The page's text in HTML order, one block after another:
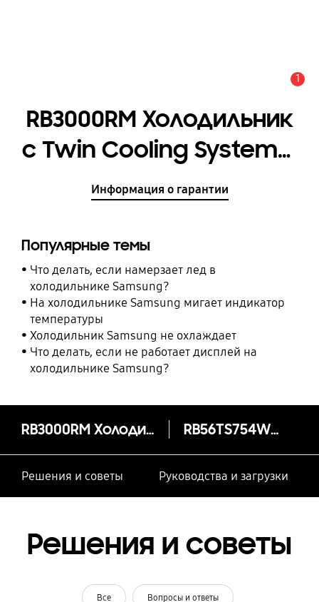
1
RB3000RM Холодильник
с Twin Cooling System™,
561 л
Информация о гарантии
Популярные темы
Что делать, если намерзает лед в
холодильнике Samsung?
На холодильнике Samsung мигает индикатор
температуры
Холодильник Samsung не охлаждает
Что делать, если не работает дисплей на
холодильнике Samsung?
RB3000RM Холодильник с Twin Cooling System™, 561 л RB56TS754WW
Решения и советы Руководства и загрузки
Решения и советы
Все Вопросы и ответы